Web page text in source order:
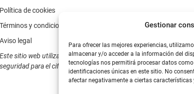
Gestionar
Para ofrecer las mejores experiencias,
almacenar y/o acceder a la información del
tecnologías nos permitirá procesar datos
identificaciones únicas en este sitio. No
afectar negativamente a ciertas características
Política de cookies
Términos y condiciones
Aviso legal
Este sitio web utiliza SSL / TLS como medio de
seguridad para el cifrado de datos.